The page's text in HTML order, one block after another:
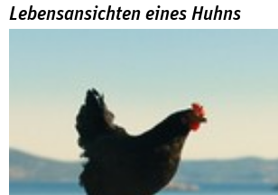
Lebensansichten eines Huhns